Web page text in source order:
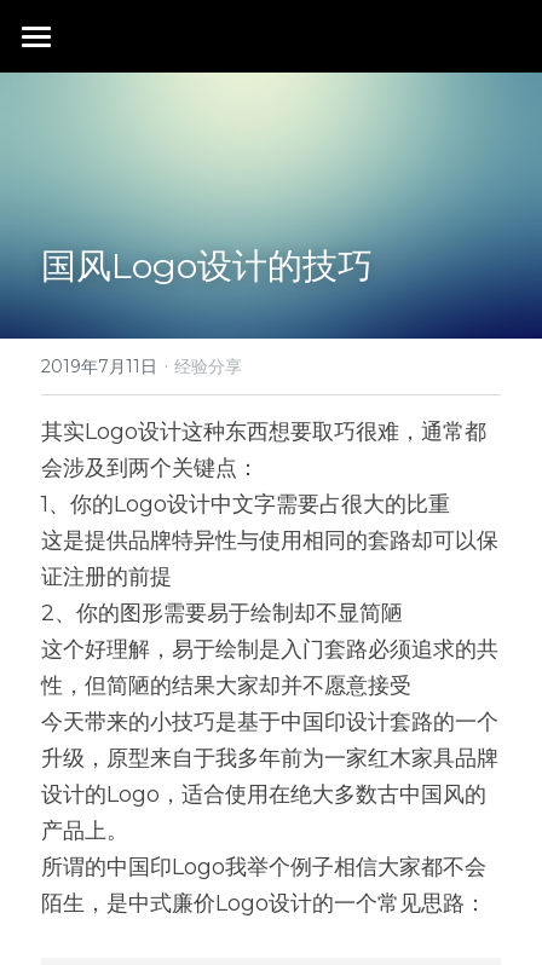
首页
荣膺奖项
联系我们
国风Logo设计的技巧
2019年7月11日 · 经验分享
其实Logo设计这种东西想要取巧很难，通常都
会涉及到两个关键点：
1、你的Logo设计中文字需要占很大的比重
这是提供品牌特异性与使用相同的套路却可以保
证注册的前提
2、你的图形需要易于绘制却不显简陋
这个好理解，易于绘制是入门套路必须追求的共
性，但简陋的结果大家却并不愿意接受
今天带来的小技巧是基于中国印设计套路的一个
升级，原型来自于我多年前为一家红木家具品牌
设计的Logo，适合使用在绝大多数古中国风的
产品上。
所谓的中国印Logo我举个例子相信大家都不会
陌生，是中式廉价Logo设计的一个常见思路：